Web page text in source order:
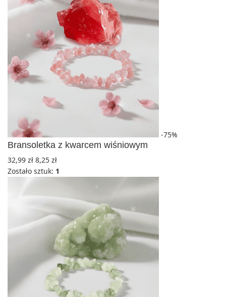
-75%
Bransoletka z kwarcem wiśniowym
32,99 zł 8,25 zł
Zostało sztuk: 1